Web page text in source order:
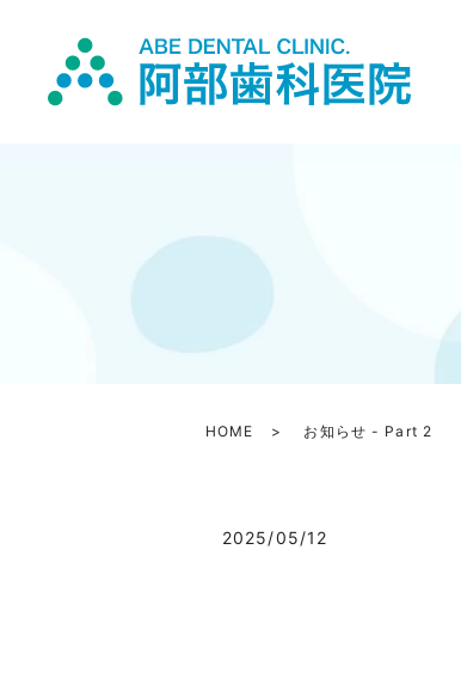
HOME お知らせ - Part 2
2025/05/12